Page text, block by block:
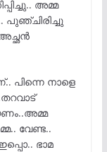
അമ്മ
പുഞ്ചിരിച്ചു
നാളെ
വേണ്ട..
ഭാമ